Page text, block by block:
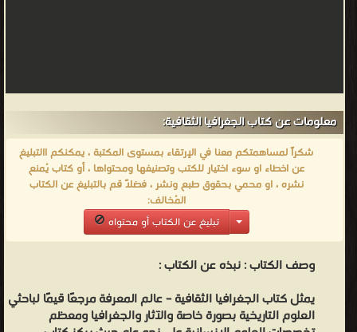
الخاص
بها،
ولكن
تتشكل
لها أيضًا. وهذا التفاعل بين المشهد "الطبيعي" والإنسان يخلق "المشهد
الثقافي". كان عمل سوير البحث النوعي ووصفيًا، وتم تجاوزه في
Hartshorne) وبعدها من خلال الثورة الكمية. ولقد تم تهميش الجغرافيا
الثقافية بشكل عام، بالرغم من أن بعض الكتّاب مثل ديفيد لوينثال
(David Lowenthal) استمروا في العمل على مفهوم المشهد الثقافي. في
معلومات عن كتاب الجغرافيا الثقافية:
شكراً لمساهمتكم معنا في الإرتقاء بمستوى المكتبة ، يمكنكم االتبليغ
عن اخطاء او سوء اختيار للكتب وتصنيفها ومحتواها ، أو كتاب يُمنع
نشره ، او محمي بحقوق طبع ونشر ، فضلاً قم بالتبليغ عن الكتاب
المُخالف:
تبليغ عن الكتاب أو محتواه
وصف الكتاب :نبذه عن الكتاب :
يمثل كتاب الجغرافيا الثقافية – عالم المعرفة مرجعًا قيمًا لباحثي
العلوم التاريخية بصورة خاصة والآثار والجغرافيا ومعظم